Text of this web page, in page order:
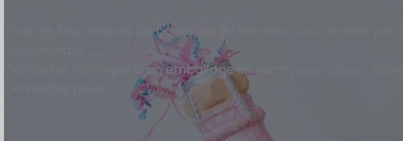
Tous les fournisseurs de bouteilles en verre en vrac ne sont
Contactez nos experts en emballage en verre pour obtenir